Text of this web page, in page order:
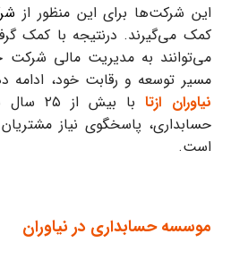
این شرکت‌ها برای این منظور از
کمک می‌گیرند. درنتیجه با کمک
می‌توانند به مدیریت مالی شرکت
مسیر توسعه و رقابت خود، ادامه
نیاوران ازتا
با بیش
حسابداری، پاسخگوی نیاز
است.
موسسه حسابداری در نیاوران